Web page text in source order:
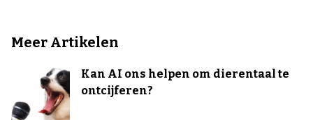
Meer Artikelen
Kan AI ons helpen om dierentaal te
ontcijferen?